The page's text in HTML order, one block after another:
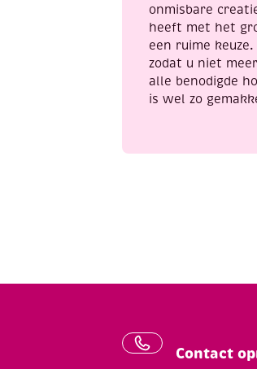
onmisbare
heeft met het
een ruime
zodat u niet
alle benodigde
is wel zo
Contact